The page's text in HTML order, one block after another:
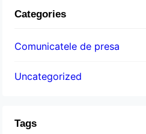
Categories
Comunicatele de presa
Uncategorized
Tags